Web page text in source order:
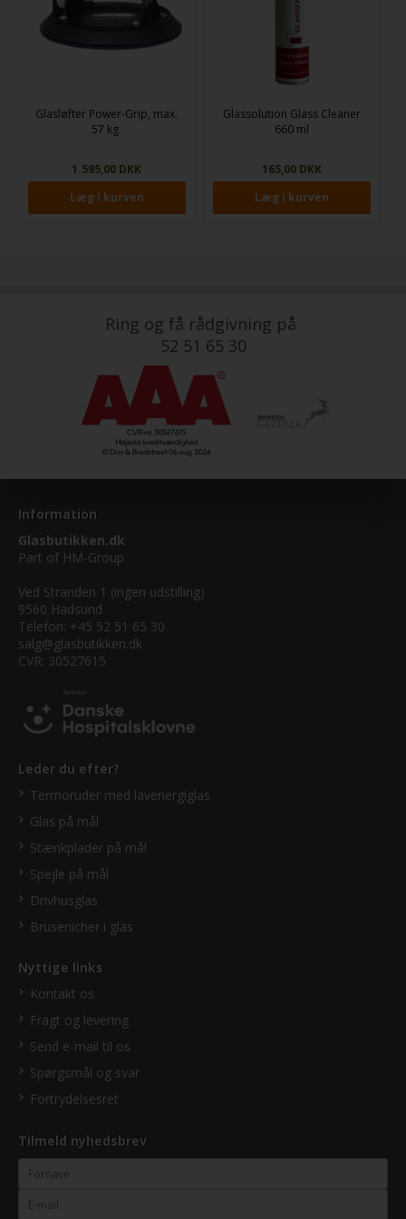
Glasløfter Power-Grip, max.
57 kg.
1.595,00 DKK
Glassolution Glass Cleaner
660 ml
165,00 DKK
Ring og få rådgivning på
52 51 65 30
Information
Glasbutikken.dk
Part of HM-Group
Ved Stranden 1 (ingen udstilling)
9560 Hadsund
Telefon: +45 52 51 65 30
salg@glasbutikken.dk
CVR: 30527615
Leder du efter?
Termoruder med lavenergiglas
Glas på mål
Stænkplader på mål
Spejle på mål
Drivhusglas
Brusenicher i glas
Nyttige links
Kontakt os
Fragt og levering
Send e-mail til os
Spørgsmål og svar
Fortrydelsesret
Tilmeld nyhedsbrev